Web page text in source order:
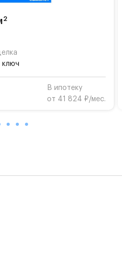
гимназии
озеленённые
въезд
2r1489573#
2
ключ
В ипотеку
от 41 824 ₽/мес.